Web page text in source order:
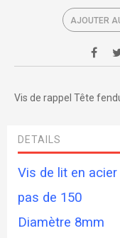
AJOUTER
Vis de rappel Tête
DETAILS
Vis de lit en
pas de 150
Diamètre 8mm